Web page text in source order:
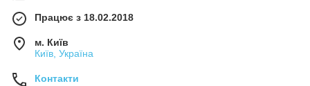
Працює з 18.02.2018
м. Київ
Київ, Україна
Контакти